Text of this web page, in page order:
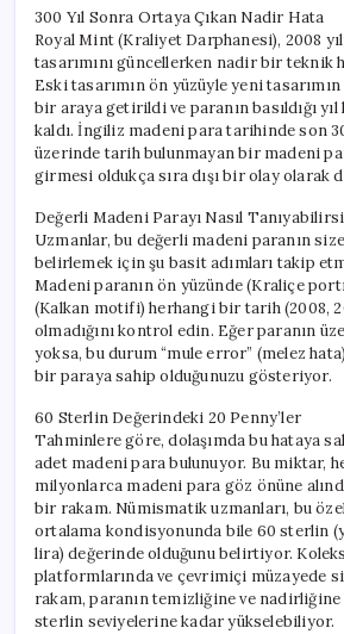
300 Yıl Sonra Ortaya Çıkan Nadir Hata
Royal Mint (Kraliyet Darphanesi), 2008
tasarımını güncellerken nadir bir teknik
Eski tasarımın ön yüzüyle yeni tasarımın
bir araya getirildi ve paranın basıldığı yıl
kaldı. İngiliz madeni para tarihinde son
üzerinde tarih bulunmayan bir madeni
girmesi oldukça sıra dışı bir olay olarak
Değerli Madeni Parayı Nasıl
Uzmanlar, bu değerli madeni paranın
belirlemek için şu basit adımları takip
Madeni paranın ön yüzünde (Kraliçe
(Kalkan motifi) herhangi bir tarih (2008,
olmadığını kontrol edin. Eğer paranın
yoksa, bu durum “mule error” (melez
bir paraya sahip olduğunuzu gösteriyor.
60 Sterlin Değerindeki 20 Penny’ler
Tahminlere göre, dolaşımda bu hataya
adet madeni para bulunuyor. Bu miktar,
milyonlarca madeni para göz önüne
bir rakam. Nümismatik uzmanları, bu
ortalama kondisyonunda bile 60 sterlin
lira) değerinde olduğunu belirtiyor.
platformlarında ve çevrimiçi müzayede
rakam, paranın temizliğine ve nadirliğine
sterlin seviyelerine kadar yükselebiliyor.